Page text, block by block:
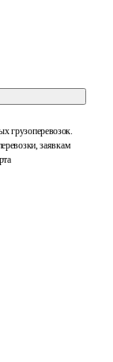
грузоперевозок.
заявкам